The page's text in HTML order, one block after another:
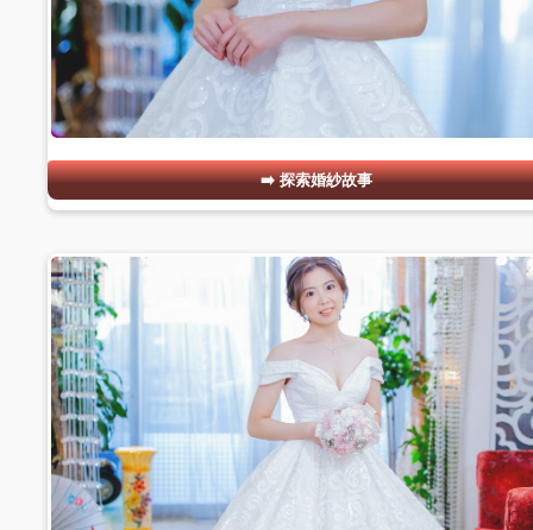
探索婚紗故事
#02